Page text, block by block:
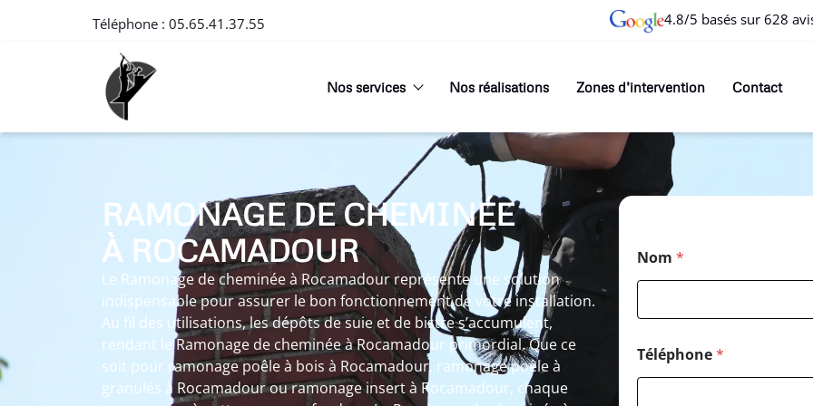
Téléphone : 05.65.41.37.55 4.8/5 basés sur 628
Nos services Nos réalisations Zones d’intervention Contact
RAMONAGE DE CHEMINÉE
À ROCAMADOUR
Le Ramonage de cheminée à Rocamadour représente une solution
indispensable pour assurer le bon fonctionnement de votre installation.
Au fil des utilisations, les dépôts de suie et de bistre s’accumulent,
rendant le Ramonage de cheminée à Rocamadour primordial. Que ce
soit pour ramonage poêle à bois à Rocamadour, ramonage poêle à
granulés à Rocamadour ou ramonage insert à Rocamadour, chaque
Nom *
Téléphone*